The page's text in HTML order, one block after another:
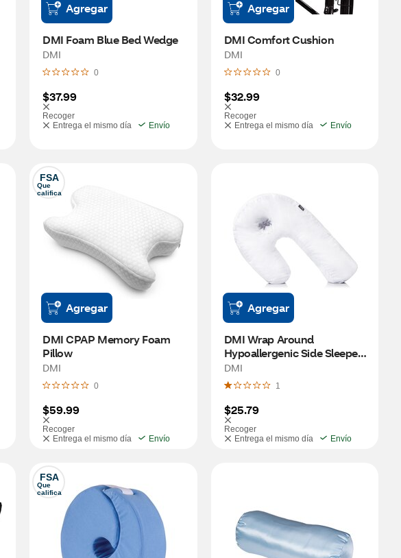
Agregar
DMI Foam Blue Bed Wedge
DMI
0
$37.99
Recoger
Entrega el mismo día
Envío
Agregar
DMI Comfort Cushion
DMI
0
$32.99
Recoger
Entrega el mismo día
Envío
FSA
Que
califica
Agregar
DMI CPAP Memory Foam
Pillow
DMI
0
$59.99
Recoger
Entrega el mismo día
Envío
Agregar
DMI Wrap Around
Hypoallergenic Side Sleeper
Pillow with Unique Ear
Pocket
DMI
1
$25.79
Recoger
Entrega el mismo día
Envío
FSA
Que
califica